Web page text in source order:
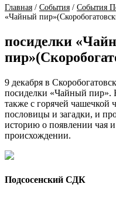
Главная / События / События
«Чайный
посиделки
9 декабря в
посиделки «Чайный пир».
также с горячей чашечкой
пословицы и загадки, и
историю о появлении чая
происхождении.
Подсосенский СДК